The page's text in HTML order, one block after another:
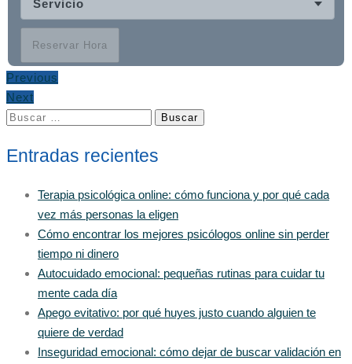
Servicio
Reservar Hora
Previous
Next
Buscar:
Entradas recientes
Terapia psicológica online: cómo funciona y por qué cada
vez más personas la eligen
Cómo encontrar los mejores psicólogos online sin perder
tiempo ni dinero
Autocuidado emocional: pequeñas rutinas para cuidar tu
mente cada día
Apego evitativo: por qué huyes justo cuando alguien te
quiere de verdad
Inseguridad emocional: cómo dejar de buscar validación en